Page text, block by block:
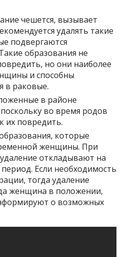
чешется, вызывает
удалять такие
подвергаются
образования не
но они наиболее
и способны
в раковые.
в районе
во время родов
их повредить.
которые
женщины. При
откладывают на
Если необходимость
тогда удаление
женщина в положении,
о возможных